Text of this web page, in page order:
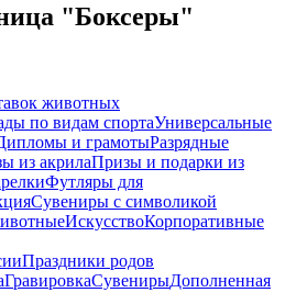
"Боксеры"
животных
по видам спортаУниверсальные
и грамотыРазрядные
из акрилаПризы и подарки из
Футляры для
Сувениры с символикой
ИскусствоКорпоративные
Праздники родов
ГравировкаСувенирыДополненная